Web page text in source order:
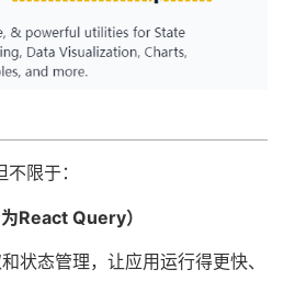
限于：
React Query）
状态管理，让应用运行得更快、